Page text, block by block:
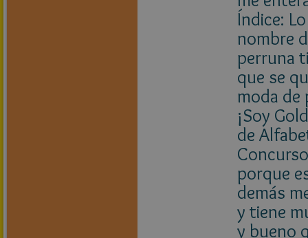
Índice:
nombre
perruna
que se
moda de
¡Soy
de
porque
demás
y tiene
y bueno